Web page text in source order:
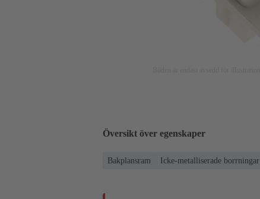
Översikt över egenskaper
Bakplansram Icke-metalliserade borrningar